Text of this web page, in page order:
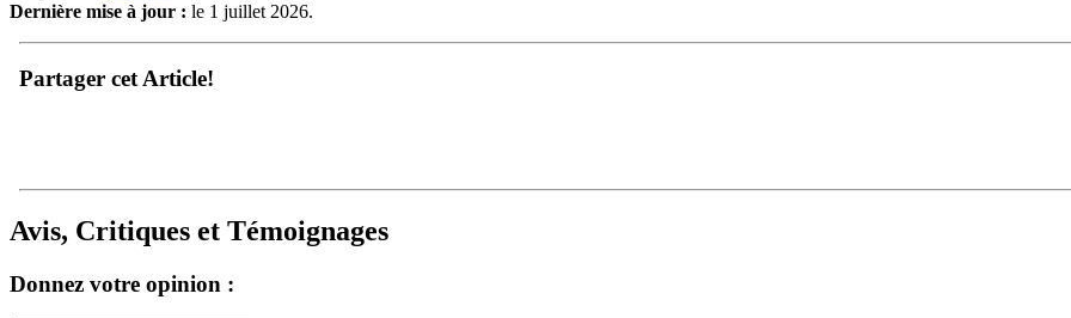
Dernière mise à jour : le 1 juillet 2026.
Partager cet Article!
Avis, Critiques et Témoignages
Donnez votre opinion :